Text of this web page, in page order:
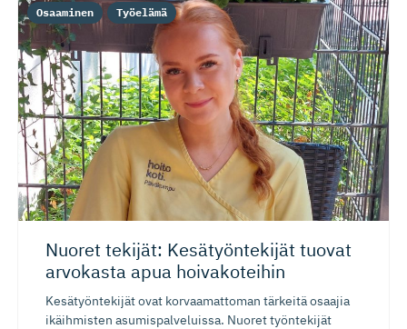
Nuoret tekijät: Kesätyöntekijät tuovat
arvokasta apua hoivakoteihin
Kesätyöntekijät ovat korvaamattoman tärkeitä osaajia
ikäihmisten asumispalveluissa. Nuoret työntekijät
Osaaminen Työelämä